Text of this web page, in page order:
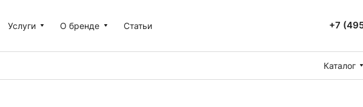
Услуги О бренде Статьи +7
Каталог